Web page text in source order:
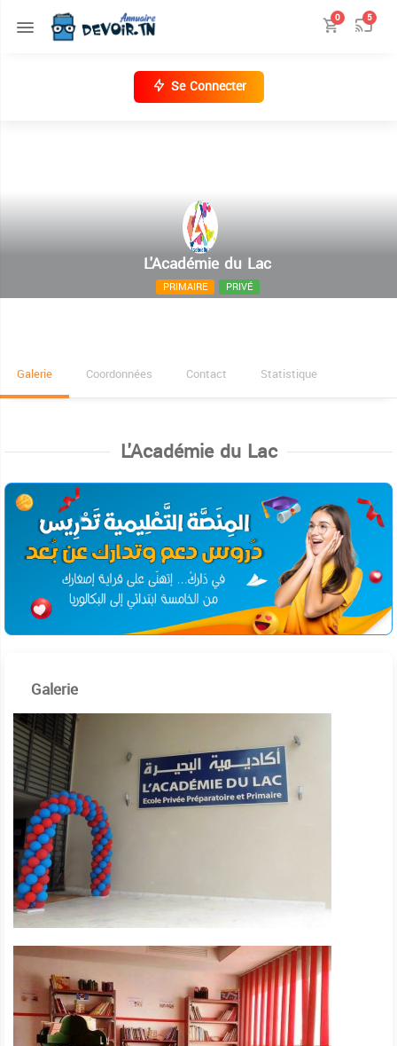
0 5
Se Connecter
L'Académie du Lac
PRIMAIRE PRIVÉ
5 Avenue WALL STREET Cité des pins 1053 Les
Galerie Coordonnées Contact Statistique
L'Académie du Lac
Galerie